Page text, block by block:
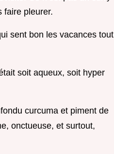
faire pleurer.
sent bon les vacances tout
soit aqueux, soit hyper
curcuma et piment de
onctueuse, et surtout,